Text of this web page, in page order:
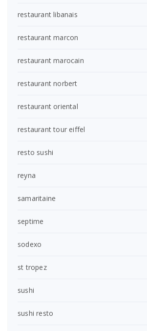
restaurant libanais
restaurant marcon
restaurant marocain
restaurant norbert
restaurant oriental
restaurant tour eiffel
resto sushi
reyna
samaritaine
septime
sodexo
st tropez
sushi
sushi resto